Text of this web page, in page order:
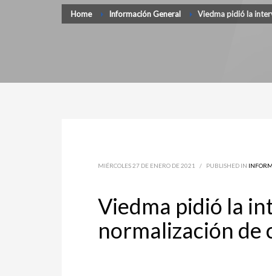
Home Información General Viedma pidió la
MIÉRCOLES 27 DE ENERO DE 2021 / PUBLISHED IN
Viedma pidió la
normalización de